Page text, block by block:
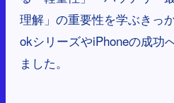
理解」の重要性を学ぶきっ
okシリーズやiPhoneの成功
ました。